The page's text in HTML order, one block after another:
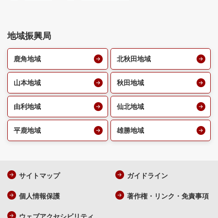
地域振興局
鹿角地域 北秋田地域
山本地域 秋田地域
由利地域 仙北地域
平鹿地域 雄勝地域
サイトマップ ガイドライン
個人情報保護 著作権・リンク・免責事項